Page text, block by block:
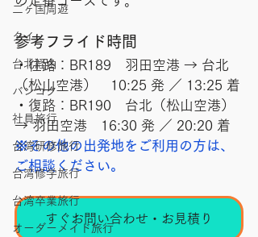
二ヶ国周遊
タイ
台北経由
バンコク
社員旅行
台湾研修旅行
台湾修学旅行
台湾卒業旅行
オーダーメイド旅行
参考フライド時間
・往路：BR189　羽田空港 → 台北
（松山空港）　10:25 発 ／ 13:25 着
・復路：BR190　台北（松山空港）
→ 羽田空港　16:30 発 ／ 20:20 着
※その他の出発地をご利用の方は、
ご相談ください。
すぐお問い合わせ・お見積り